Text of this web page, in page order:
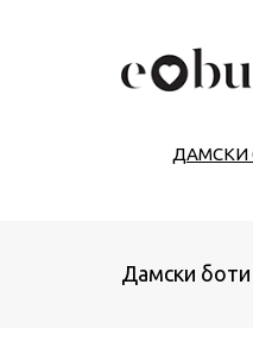
ДАМСКИ
Дамски